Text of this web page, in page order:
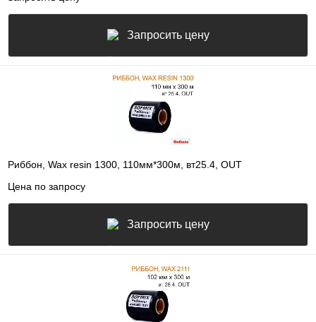
Запросить цену
Риббон, Wax resin 1300, 110мм*300м, вт25.4, OUT
Цена по запросу
Запросить цену